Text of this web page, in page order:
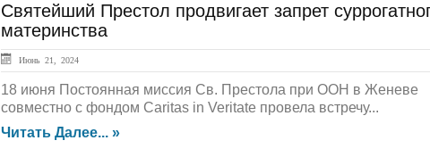
Святейший Престол продвигает запрет
материнства
Июнь 21, 2024
18 июня Постоянная миссия Св. Престола при ООН в Женеве
совместно с фондом Caritas in Veritate провела встречу...
Читать Далее... »